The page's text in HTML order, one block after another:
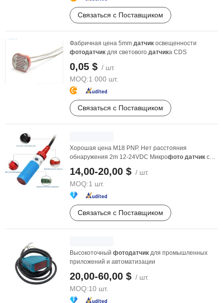
Связаться с Поставщиком
Фабричная цена 5mm датчик освещенности
фотодатчик для светового датчика CDS
0,05 $ / шт.
MOQ:1 000 шт.
Связаться с Поставщиком
Хорошая цена M18 PNP. Нет расстояния
обнаружения 2m 12-24VDC Микрофото датчик с
14,00-20,00 $ / шт.
MOQ:1 шт.
Связаться с Поставщиком
Высокоточный фотодатчик для промышленных
приложений и автоматизации
20,00-60,00 $ / шт.
MOQ:10 шт.